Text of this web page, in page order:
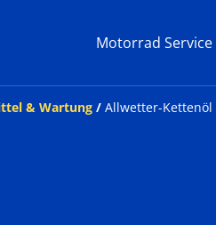
Motorrad Service
& Wartung / Allwetter-Kettenöl